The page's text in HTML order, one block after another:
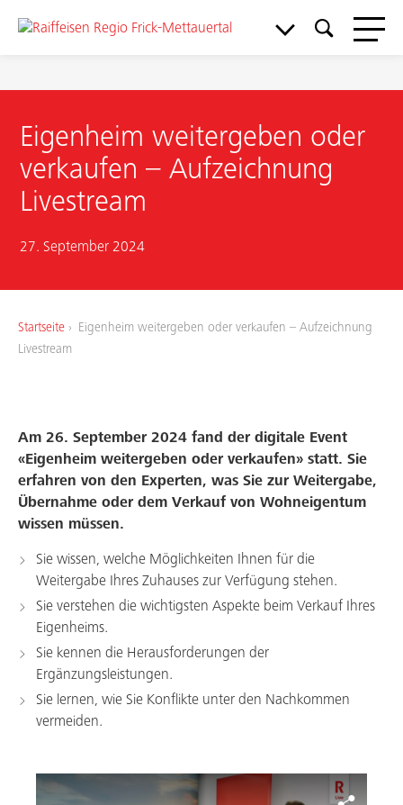
Meine Bank
Aktuelles & Angebote
Über uns
Arbeiten bei uns
Eigenheim weitergeben oder
verkaufen – Aufzeichnung
Livestream
27. September 2024
Startseite
Eigenheim weitergeben oder verkaufen – Aufzeichnung
Livestream
Am 26. September 2024 fand der digitale Event
«Eigenheim weitergeben oder verkaufen» statt. Sie
erfahren von den Experten, was Sie zur Weitergabe,
Übernahme oder dem Verkauf von Wohneigentum
wissen müssen.
Sie wissen, welche Möglichkeiten Ihnen für die
Weitergabe Ihres Zuhauses zur Verfügung stehen.
Sie verstehen die wichtigsten Aspekte beim Verkauf Ihres
Eigenheims.
Sie kennen die Herausforderungen der
Ergänzungsleistungen.
Sie lernen, wie Sie Konflikte unter den Nachkommen
vermeiden.